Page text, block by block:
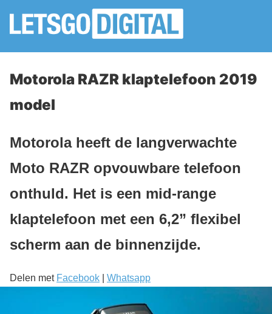
Motorola RAZR klaptelefoon 2019
model
Motorola heeft de langverwachte
Moto RAZR opvouwbare telefoon
onthuld. Het is een mid-range
klaptelefoon met een 6,2” flexibel
scherm aan de binnenzijde.
Delen met Facebook Whatsapp